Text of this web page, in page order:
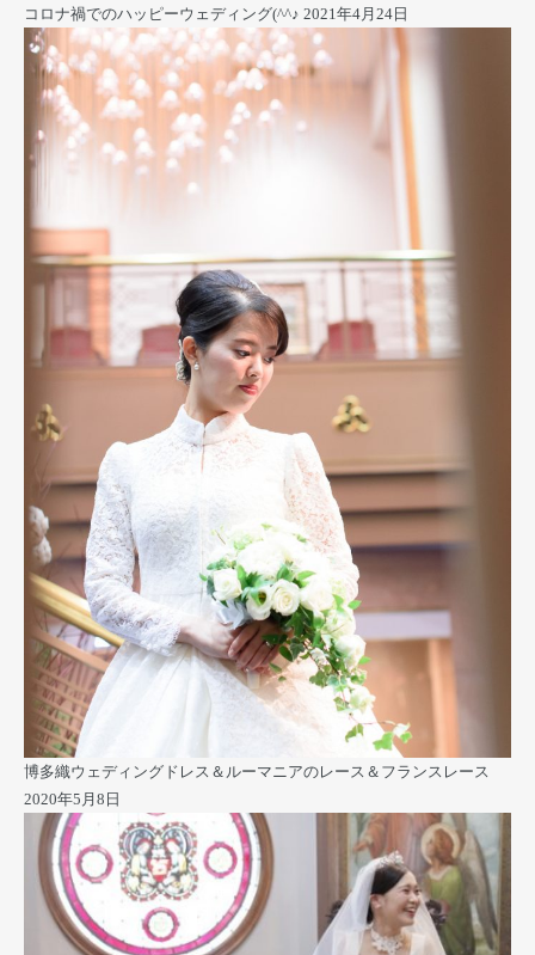
コロナ禍でのハッピーウェディング(^^♪ 2021年4月24日
博多織ウェディングドレス＆ルーマニアのレース＆フランスレース
2020年5月8日